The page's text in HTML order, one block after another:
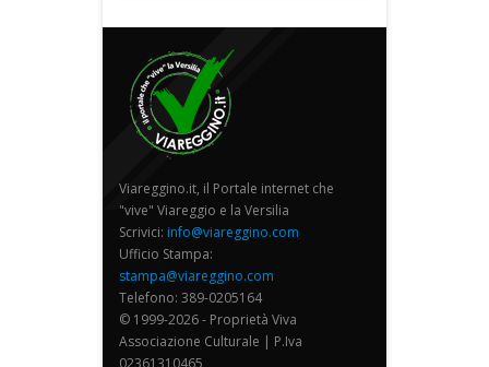
Viareggino.it, il Portale internet che
"vive" Viareggio e la Versilia
Scrivici: info@viareggino.com
Ufficio Stampa:
stampa@viareggino.com
Telefono: 389-0205164
© 1999-2026 - Proprietà Viva
Associazione Culturale | P.Iva
02361310465